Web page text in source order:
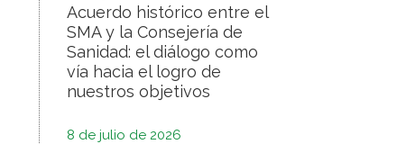
Acuerdo histórico entre el
SMA y la Consejería de
Sanidad: el diálogo como
vía hacia el logro de
nuestros objetivos
8 de julio de 2026